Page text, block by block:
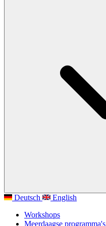
Deutsch
English
Workshops
Meerdaagse programma's